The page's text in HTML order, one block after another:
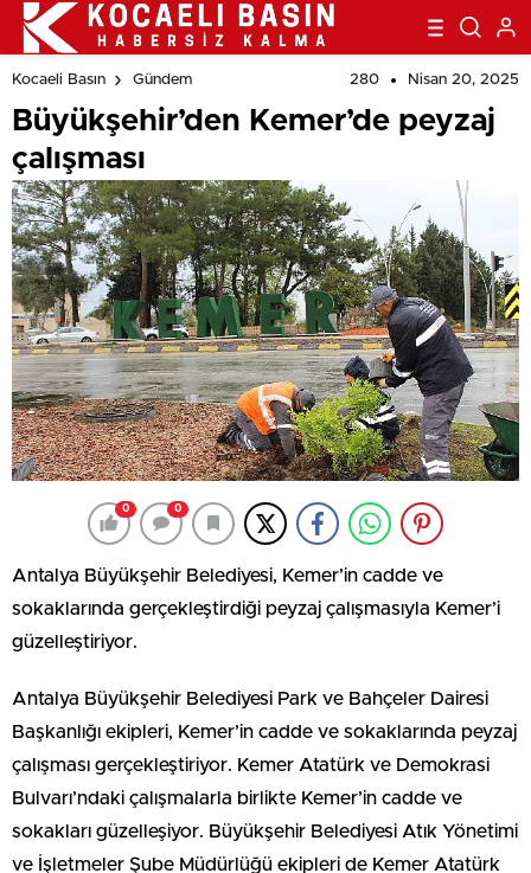
Kocaeli Basın Gündem 280 Nisan 20, 2025
Büyükşehir’den Kemer’de peyzaj
çalışması
0 0
Antalya Büyükşehir Belediyesi, Kemer’in cadde ve
sokaklarında gerçekleştirdiği peyzaj çalışmasıyla Kemer’i
güzelleştiriyor.
Antalya Büyükşehir Belediyesi Park ve Bahçeler Dairesi
Başkanlığı ekipleri, Kemer’in cadde ve sokaklarında peyzaj
çalışması gerçekleştiriyor. Kemer Atatürk ve Demokrasi
Bulvarı’ndaki çalışmalarla birlikte Kemer’in cadde ve
sokakları güzelleşiyor. Büyükşehir Belediyesi Atık Yönetimi
ve İşletmeler Şube Müdürlüğü ekipleri de Kemer Atatürk